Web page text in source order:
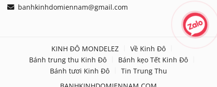
banhkinhdomiennam@gmail.com
KINH ĐÔ MONDELEZ
Về Kinh Đô
Bánh trung thu Kinh Đô
Bánh kẹo Tết Kinh Đô
Bánh tươi Kinh Đô
Tin Trung Thu